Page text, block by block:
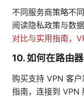
不同服务商策略不
阅读隐私政策与数
对比与实用指南，
10. 如何在路由
购买支持 VPN 客
指南，连接到 VPN